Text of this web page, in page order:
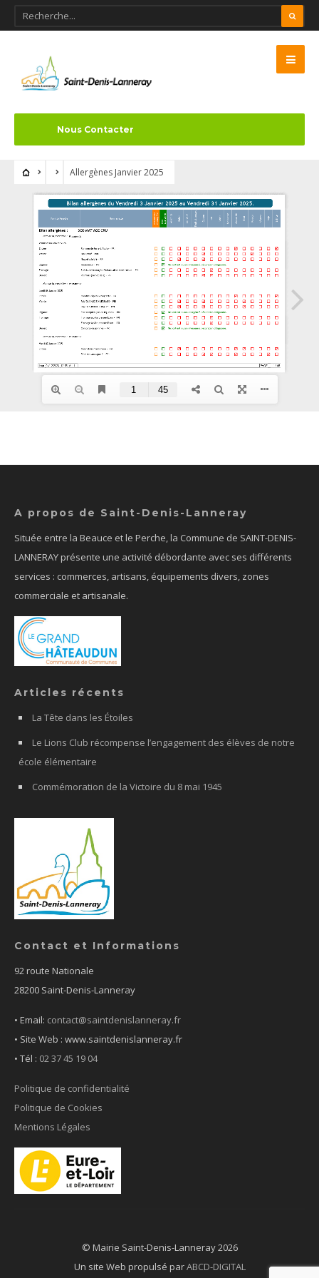
Nous Contacter
Allergènes Janvier 2025
A propos de Saint-Denis-Lanneray
Située entre la Beauce et le Perche, la Commune de SAINT-DENIS-
LANNERAY présente une activité débordante avec ses différents
services : commerces, artisans, équipements divers, zones
commerciale et artisanale.
Articles récents
La Tête dans les Étoiles
Le Lions Club récompense l’engagement des élèves de notre
école élémentaire
Commémoration de la Victoire du 8 mai 1945
Contact et Informations
92 route Nationale
28200 Saint-Denis-Lanneray
• Email: contact@saintdenislanneray.fr
• Site Web : www.saintdenislanneray.fr
• Tél : 02 37 45 19 04
Politique de confidentialité
Politique de Cookies
Mentions Légales
© Mairie Saint-Denis-Lanneray 2026
Un site Web propulsé parABCD-DIGITAL